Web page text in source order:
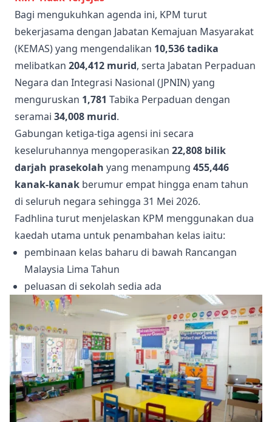
Bagi mengukuhkan agenda ini, KPM turut
bekerjasama dengan Jabatan Kemajuan Masyarakat
(KEMAS) yang mengendalikan 10,536 tadika
melibatkan 204,412 murid, serta Jabatan Perpaduan
Negara dan Integrasi Nasional (JPNIN) yang
menguruskan 1,781 Tabika Perpaduan dengan
seramai 34,008 murid.
Gabungan ketiga-tiga agensi ini secara
keseluruhannya mengoperasikan 22,808 bilik
darjah prasekolah yang menampung 455,446
kanak-kanak berumur empat hingga enam tahun
di seluruh negara sehingga 31 Mei 2026.
Fadhlina turut menjelaskan KPM menggunakan dua
kaedah utama untuk penambahan kelas iaitu:
pembinaan kelas baharu di bawah Rancangan
Malaysia Lima Tahun
peluasan di sekolah sedia ada